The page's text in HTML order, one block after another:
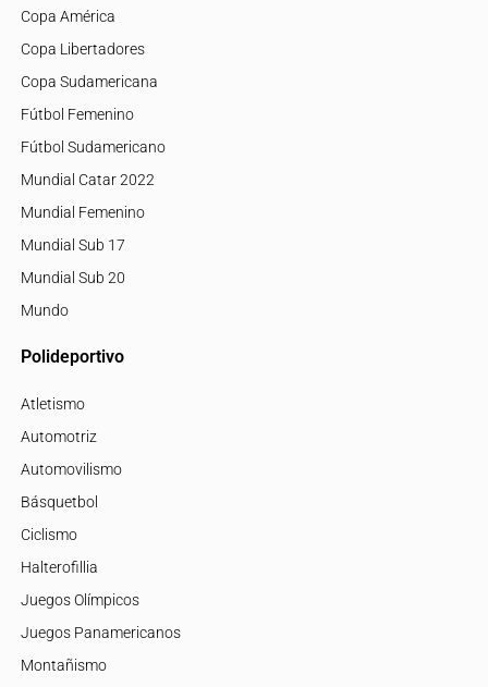
Copa América
Copa Libertadores
Copa Sudamericana
Fútbol Femenino
Fútbol Sudamericano
Mundial Catar 2022
Mundial Femenino
Mundial Sub 17
Mundial Sub 20
Mundo
Polideportivo
Atletismo
Automotriz
Automovilismo
Básquetbol
Ciclismo
Halterofillia
Juegos Olímpicos
Juegos Panamericanos
Montañismo